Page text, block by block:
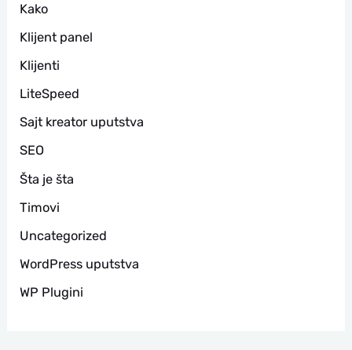
Kako
Klijent panel
Klijenti
LiteSpeed
Sajt kreator uputstva
SEO
Šta je šta
Timovi
Uncategorized
WordPress uputstva
WP Plugini